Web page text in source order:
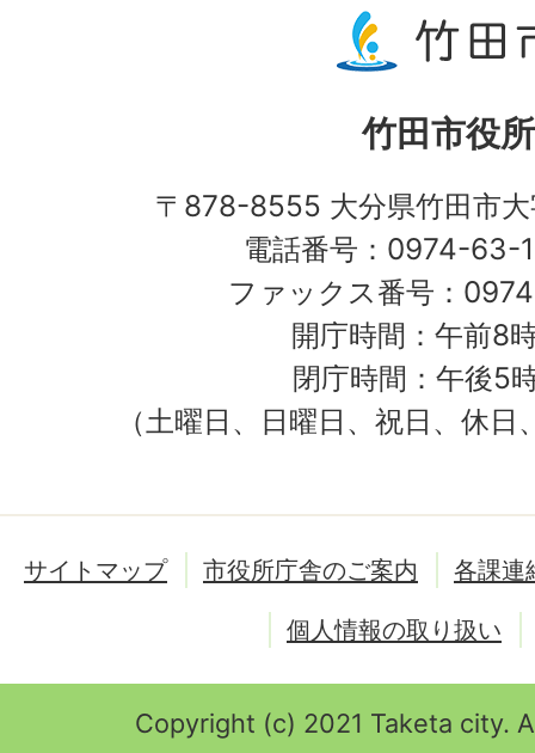
竹田市役所
〒878-8555 大分県竹田市
電話番号：0974-63-
ファックス番号：
開庁時間：午前8
閉庁時間：午後5
（土曜日、日曜日、祝日、休
サイトマップ 市役所庁舎のご案内
各課連
個人情報の取り扱い
Copyright (c) 2021 Taketa city.